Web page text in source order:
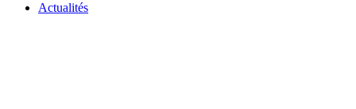
Actualités